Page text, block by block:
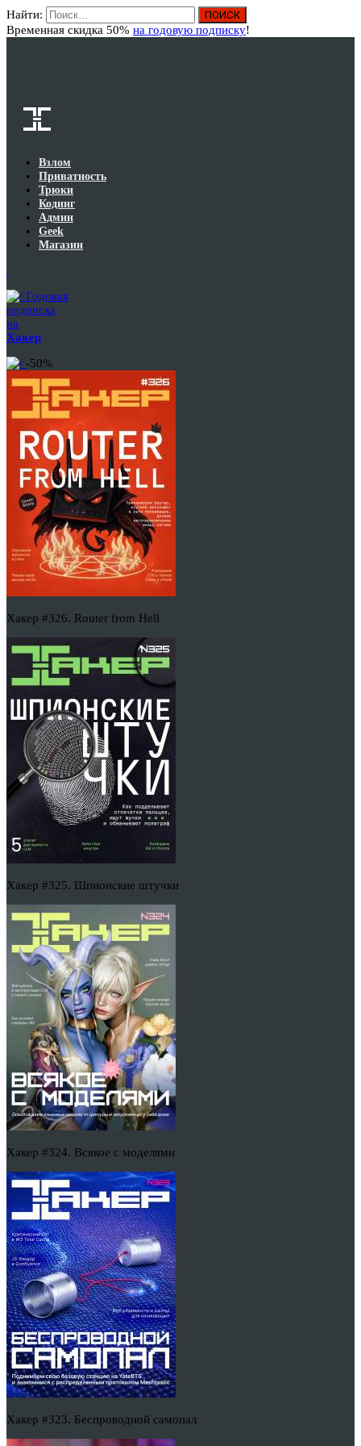
Найти:
Временная скидка 50% на годовую подписку!
Взлом
Приватность
Трюки
Кодинг
Админ
Geek
Магазин
Годовая
подписка
на
Хакер
-50%
Хакер #326. Router from Hell
Хакер #325. Шпионские штучки
Хакер #324. Всякое с моделями
Хакер #323. Беспроводной самопал